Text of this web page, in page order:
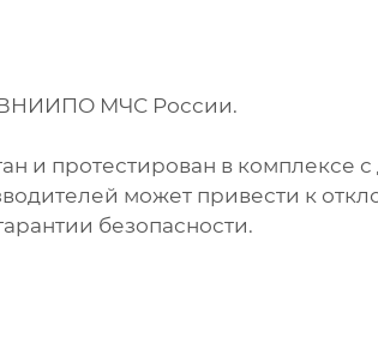
ВНИИПО МЧС России.
и протестирован в комплексе
может привести к
безопасности.